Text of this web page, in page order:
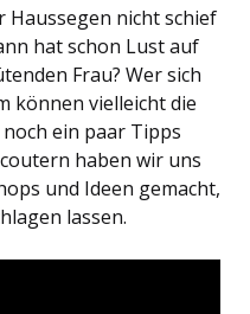
Haussegen nicht schief
hat schon Lust auf
Frau? Wer sich
können vielleicht die
noch ein paar Tipps
haben wir uns
und Ideen gemacht,
lassen.